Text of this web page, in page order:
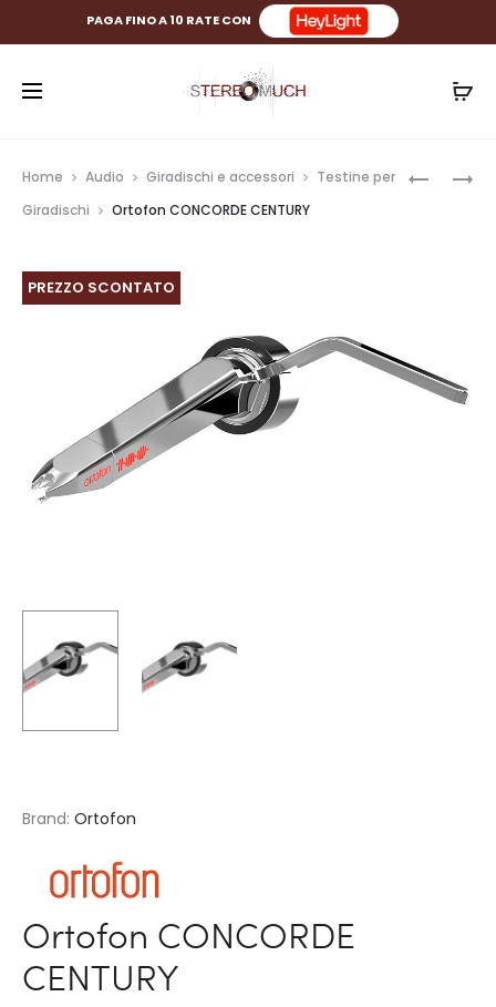
PAGA FINO A 10 RATE CON
ORTOFON
PROAC
Home Audio Giradischi e accessori
Testine per
Giradischi
Ortofon CONCORDE CENTURY
PREZZO SCONTATO
Brand: Ortofon
Ortofon CONCORDE
CENTURY